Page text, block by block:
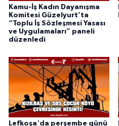
Kamu-İş Kadın Dayanışma
Komitesi Güzelyurt’ta
“Toplu İş Sözleşmesi Yasası
ve Uygulamaları” paneli
düzenledi
Lefkoşa'da perşembe günü